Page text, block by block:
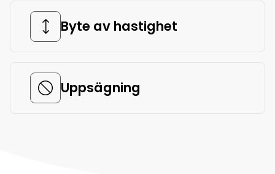
Byte av hastighet
Uppsägning